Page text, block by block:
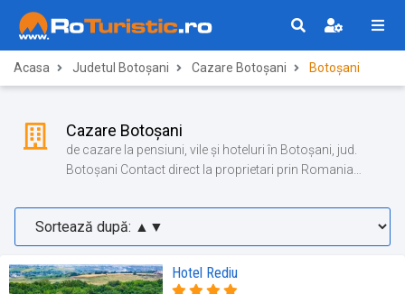
Acasa Judetul Botoșani Cazare Botoșani Botoșani
Cazare Botoșani
de cazare la pensiuni, vile și hoteluri în Botoșani, jud.
Botoșani Contact direct la proprietari prin Romania
Hotel Rediu